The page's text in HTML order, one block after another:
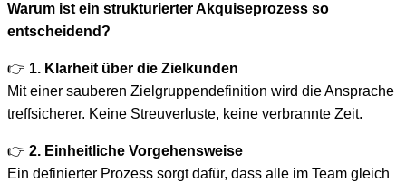
Warum ist ein strukturierter Akquiseprozess so
entscheidend?
👉 1. Klarheit über die Zielkunden
Mit einer sauberen Zielgruppendefinition wird die Ansprache
treffsicherer. Keine Streuverluste, keine verbrannte Zeit.
👉 2. Einheitliche Vorgehensweise
Ein definierter Prozess sorgt dafür, dass alle im Team gleich